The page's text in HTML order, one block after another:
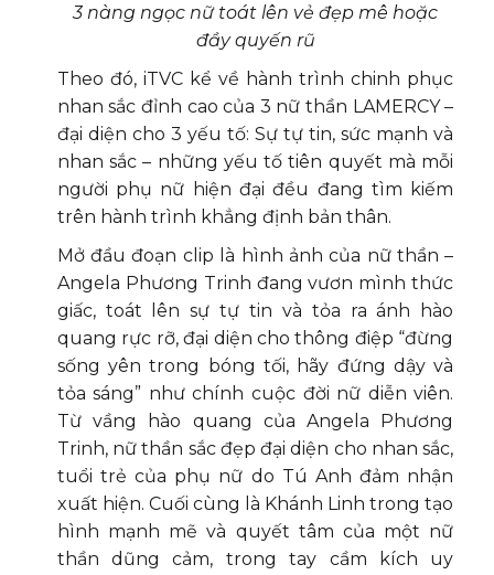
3 nàng ngọc nữ toát lên vẻ đẹp mê hoặc
đầy quyến rũ
Theo đó, iTVC kể về hành trình chinh phục
nhan sắc đỉnh cao của 3 nữ thần LAMERCY –
đại diện cho 3 yếu tố: Sự tự tin, sức mạnh và
nhan sắc – những yếu tố tiên quyết mà mỗi
người phụ nữ hiện đại đều đang tìm kiếm
trên hành trình khẳng định bản thân.
Mở đầu đoạn clip là hình ảnh của nữ thần –
Angela Phương Trinh đang vươn mình thức
giấc, toát lên sự tự tin và tỏa ra ánh hào
quang rực rỡ, đại diện cho thông điệp “đừng
sống yên trong bóng tối, hãy đứng dậy và
tỏa sáng” như chính cuộc đời nữ diễn viên.
Từ vầng hào quang của Angela Phương
Trinh, nữ thần sắc đẹp đại diện cho nhan sắc,
tuổi trẻ của phụ nữ do Tú Anh đảm nhận
xuất hiện. Cuối cùng là Khánh Linh trong tạo
hình mạnh mẽ và quyết tâm của một nữ
thần dũng cảm, trong tay cầm kích uy